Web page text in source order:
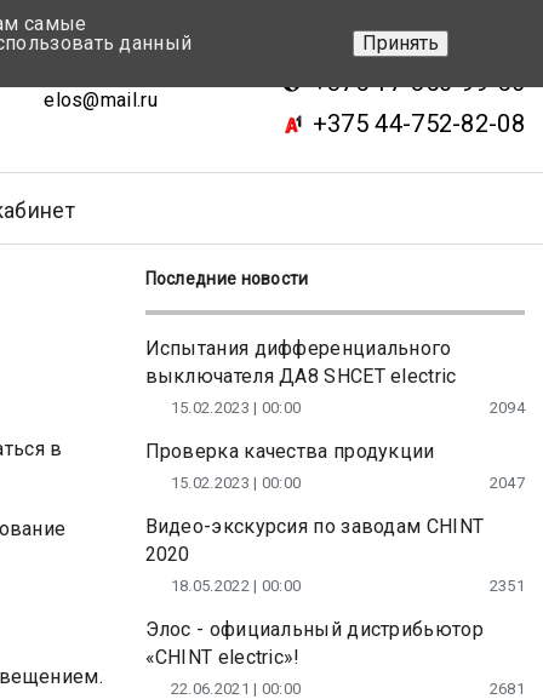
elos@mail.ru
+375 17-343-46-70
+375 17-350-99-56
+375 44-752-82-08
в
Последние новости
Испытания дифференциального
выключателя ДА8 SHCET electric
15.02.2023 | 00:00 2094
Проверка качества продукции
15.02.2023 | 00:00 2047
Видео-экскурсия по заводам CHINT
2020
18.05.2022 | 00:00 2351
Элос - официальный дистрибьютор
«CHINT electric»!
22.06.2021 | 00:00 2681
самые
данный
Принять